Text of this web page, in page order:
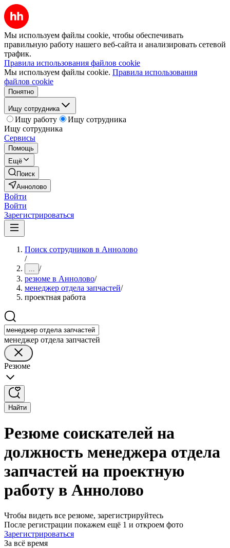
Мы используем файлы cookie, чтобы обеспечивать
правильную работу нашего веб-сайта и анализировать сетевой
трафик.
Правила использования файлов cookie
Мы используем файлы cookie. Правила использования
файлов cookie
Понятно
Ищу сотрудника
Ищу работу
Ищу сотрудника
Ищу сотрудника
Сервисы
Помощь
Ещё
Поиск
Аннолово
Войти
Войти
Зарегистрироваться
Поиск сотрудников в Аннолово
/
... /
резюме в Аннолово/
менеджер отдела запчастей/
проектная работа
менеджер отдела запчастей
Резюме
Найти
Резюме соискателей на
должность менеджера отдела
запчастей на проектную
работу в Аннолово
Чтобы видеть все резюме, зарегистрируйтесь
После регистрации покажем ещё 1 и откроем фото
Зарегистрироваться
За всё время